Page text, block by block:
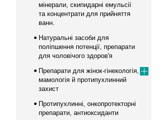
мінерали, скипидарні емульсії
та концентрати для прийняття
ванн.
Натуральні засоби для
поліпшення потенції, препарати
для чоловічого здоров'я
Препарати для жінок-гінекологія,
мамологія й протипухлинний
захист
Протипухлинні, онкопротекторні
препарати, антиоксиданти